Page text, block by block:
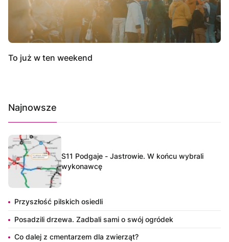
To już w ten weekend
Najnowsze
S11 Podgaje - Jastrowie. W końcu wybrali
wykonawcę
Przyszłość pilskich osiedli
Posadzili drzewa. Zadbali sami o swój ogródek
Co dalej z cmentarzem dla zwierząt?